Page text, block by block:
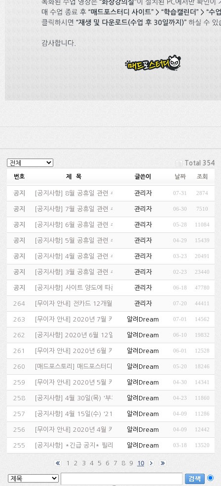
Total 354
번호 제 목 글쓴이 날짜 조회
공지 [공지사항] 8월 공휴일 관련 수업 및 고객센터 운영 안내…
관리자 07-31 2874
공지 [공지사항] 7월 공휴일 관련 수업 및 고객센터 운영 안내…
관리자 06-30 7510
공지 [공지사항] 6월 공휴일 관련 수업 및 고객센터 운영 안내…
관리자 05-28 11084
공지 [공지사항] 5월 공휴일 관련 수업 및 고객센터 운영 안내…
관리자 04-29 15439
공지 [공지사항] 4월 공휴일 관련 수업 운영 안내…
관리자 03-23 20491
공지 [공지사항] 3월 공휴일 관련 수업 및 고객센터 운영 안내…
관리자 02-23 23440
공지 [공지사항] 사이트 양도에 따른 회원정보 이전 고지…
관리자 06-18 47780
264 [무이자 안내] 전카드 12개월 무이자 할부 지원 안내!…
관리자 07-20 44411
263 [무이자 안내] 2020년 7월 카드사 무이자 할부 행사 안내…
알려Dream 07-01 14562
262 [공지사항] 2020년 6월 12일 _매드포스터디 수강료 개편 안내…
알려Dream 06-10 19832
261 [무이자 안내] 2020년 6월 카드사 무이자 할부 행사 안내…
알려Dream 06-01 12528
260 [매드포스토리 ] 매드포스터디 카카오 알림톡 도입 안내…
알려Dream 05-20 18246
259 [무이자 안내] 2020년 5월 카드사 무이자 할부 행사 안내…
알려Dream 04-30 14341
258 [공지사항] 4월 30일(목) '부처님 오신 날'…
알려Dream 04-23 11860
257 [공지사항] 4월 15일(수) '21대 국회의원 선거일&#…
알려Dream 04-09 11286
256 [무이자 안내] 2020년 4월 카드사 무이자 할부 행사 안내…
알려Dream 04-09 12442
255 [공지사항] *긴급 공지* 필리핀 교육센터 - 코로나 바이러스 관련…
알려Dream 03-18 13520
1 2 3 4 5 6 7 8 9 10